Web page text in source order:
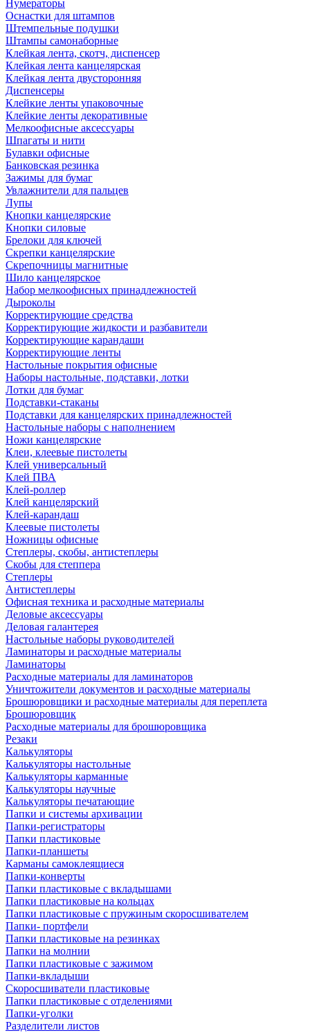
Нумераторы
Оснастки для штампов
Штемпельные подушки
Штампы самонаборные
Клейкая лента, скотч, диспенсер
Клейкая лента канцелярская
Клейкая лента двусторонняя
Диспенсеры
Клейкие ленты упаковочные
Клейкие ленты декоративные
Мелкоофисные аксессуары
Шпагаты и нити
Булавки офисные
Банковская резинка
Зажимы для бумаг
Увлажнители для пальцев
Лупы
Кнопки канцелярские
Кнопки силовые
Брелоки для ключей
Скрепки канцелярские
Скрепочницы магнитные
Шило канцелярское
Набор мелкоофисных принадлежностей
Дыроколы
Корректирующие средства
Корректирующие жидкости и разбавители
Корректирующие карандаши
Корректирующие ленты
Настольные покрытия офисные
Наборы настольные, подставки, лотки
Лотки для бумаг
Подставки-стаканы
Подставки для канцелярских принадлежностей
Настольные наборы с наполнением
Ножи канцелярские
Клеи, клеевые пистолеты
Клей универсальный
Клей ПВА
Клей-роллер
Клей канцелярский
Клей-карандаш
Клеевые пистолеты
Ножницы офисные
Степлеры, скобы, антистеплеры
Скобы для степпера
Степлеры
Антистеплеры
Офисная техника и расходные материалы
Деловые аксессуары
Деловая галантерея
Настольные наборы руководителей
Ламинаторы и расходные материалы
Ламинаторы
Расходные материалы для ламинаторов
Уничтожители документов и расходные материалы
Брошюровщики и расходные материалы для переплета
Брошюровщик
Расходные материалы для брошюровщика
Резаки
Калькуляторы
Калькуляторы настольные
Калькуляторы карманные
Калькуляторы научные
Калькуляторы печатающие
Папки и системы архивации
Папки-регистраторы
Папки пластиковые
Папки-планшеты
Карманы самоклеящиеся
Папки-конверты
Папки пластиковые с вкладышами
Папки пластиковые на кольцах
Папки пластиковые с пружиным скоросшивателем
Папки- портфели
Папки пластиковые на резинках
Папки на молнии
Папки пластиковые с зажимом
Папки-вкладыши
Скоросшиватели пластиковые
Папки пластиковые с отделениями
Папки-уголки
Разделители листов